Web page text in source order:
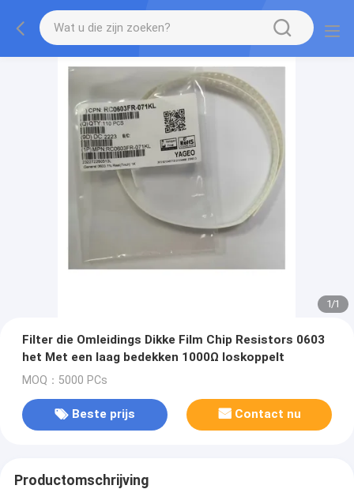
1/1
Filter die Omleidings Dikke Film Chip Resistors 0603
het Met een laag bedekken 1000Ω loskoppelt
MOQ：5000 PCs
Beste prijs Contact nu
Productomschrijving